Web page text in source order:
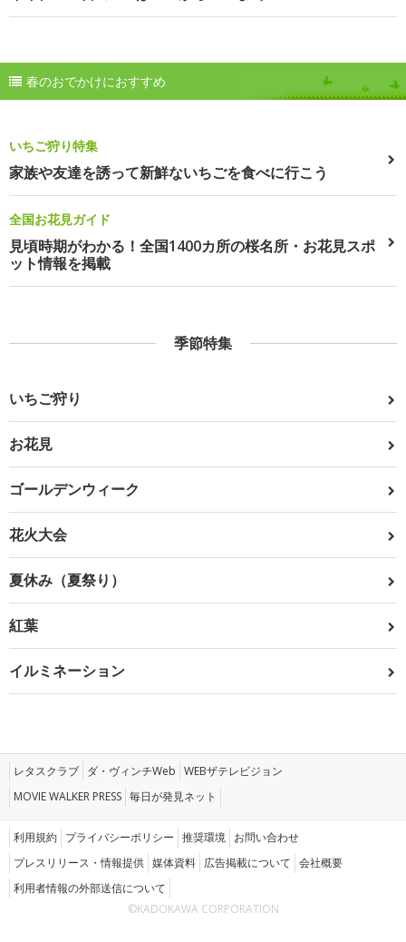
春のおでかけにおすすめ
いちご狩り特集
家族や友達を誘って新鮮ないちごを食べに行こう
全国お花見ガイド
見頃時期がわかる！全国1400カ所の桜名所・お花見スポ
ット情報を掲載
季節特集
いちご狩り
お花見
ゴールデンウィーク
花火大会
夏休み（夏祭り）
紅葉
イルミネーション
レタスクラブ ダ・ヴィンチWeb WEBザテレビジョン
MOVIE WALKER PRESS 毎日が発見ネット
利用規約 プライバシーポリシー 推奨環境 お問い合わせ
プレスリリース・情報提供 媒体資料 広告掲載について 会社概要
利用者情報の外部送信について
©KADOKAWA CORPORATION